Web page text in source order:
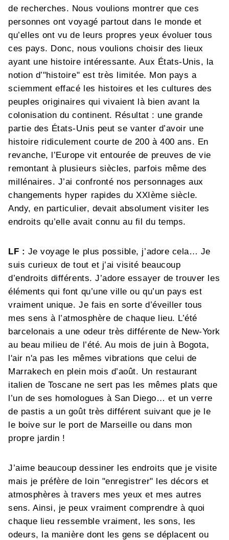
de recherches. Nous voulions montrer que ces
personnes ont voyagé partout dans le monde et
qu’elles ont vu de leurs propres yeux évoluer tous
ces pays. Donc, nous voulions choisir des lieux
ayant une histoire intéressante. Aux États-Unis, la
notion d’"histoire" est très limitée. Mon pays a
sciemment effacé les histoires et les cultures des
peuples originaires qui vivaient là bien avant la
colonisation du continent. Résultat : une grande
partie des États-Unis peut se vanter d’avoir une
histoire ridiculement courte de 200 à 400 ans. En
revanche, l’Europe vit entourée de preuves de vie
remontant à plusieurs siècles, parfois même des
millénaires. J’ai confronté nos personnages aux
changements hyper rapides du XXIème siècle.
Andy, en particulier, devait absolument visiter les
endroits qu’elle avait connu au fil du temps.
LF : Je voyage le plus possible, j’adore cela… Je
suis curieux de tout et j’ai visité beaucoup
d’endroits différents. J’adore essayer de trouver les
éléments qui font qu’une ville ou qu’un pays est
vraiment unique. Je fais en sorte d’éveiller tous
mes sens à l’atmosphère de chaque lieu. L’été
barcelonais a une odeur très différente de New-York
au beau milieu de l’été. Au mois de juin à Bogota,
l'air n'a pas les mêmes vibrations que celui de
Marrakech en plein mois d’août. Un restaurant
italien de Toscane ne sert pas les mêmes plats que
l’un de ses homologues à San Diego… et un verre
de pastis a un goût très différent suivant que je le
le boive sur le port de Marseille ou dans mon
propre jardin !
J’aime beaucoup dessiner les endroits que je visite
mais je préfère de loin "enregistrer" les décors et
atmosphères à travers mes yeux et mes autres
sens. Ainsi, je peux vraiment comprendre à quoi
chaque lieu ressemble vraiment, les sons, les
odeurs, la manière dont les gens se déplacent ou